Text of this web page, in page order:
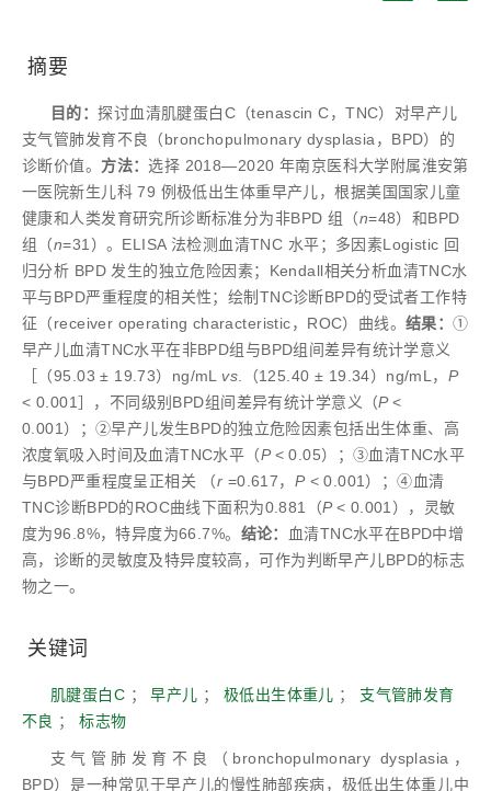
摘要
目的：探讨血清肌腱蛋白C（tenascin C，TNC）对早产儿
支气管肺发育不良（bronchopulmonary dysplasia，BPD）的
诊断价值。 方法：选择 2018—2020 年南京医科大学附属淮安第
一医院新生儿科 79 例极低出生体重早产儿，根据美国国家儿童
健康和人类发育研究所诊断标准分为非BPD 组（n=48）和BPD
组（n=31）。ELISA 法检测血清TNC 水平；多因素Logistic 回
归分析 BPD 发生的独立危险因素；Kendall相关分析血清TNC水
平与BPD严重程度的相关性；绘制TNC诊断BPD的受试者工作特
征（receiver operating characteristic，ROC）曲线。结果：①
早产儿血清TNC水平在非BPD组与BPD组间差异有统计学意义
［（95.03 ± 19.73）ng/mL vs .（125.40 ± 19.34）ng/mL， P
< 0.001］，不同级别BPD组间差异有统计学意义（P<
0.001）；②早产儿发生BPD的独立危险因素包括出生体重、高
浓度氧吸入时间及血清TNC水平（P< 0.05）；③血清TNC水平
与BPD严重程度呈正相关 （r =0.617， P< 0.001）；④血清
TNC诊断BPD的ROC曲线下面积为0.881（P< 0.001），灵敏
度为96.8%，特异度为66.7%。 结论：
血清TNC水平在BPD中增
高，诊断的灵敏度及特异度较高，可作为判断早产儿BPD的标志
物之一。
关键词
肌腱蛋白C ；早产儿 ； 极低出生体重儿 ； 支气管肺发育
不良 ；标志物
支气管肺发育不良（bronchopulmonary dysplasia，
BPD）是一种常见于早产儿的慢性肺部疾病，极低出生体重儿中